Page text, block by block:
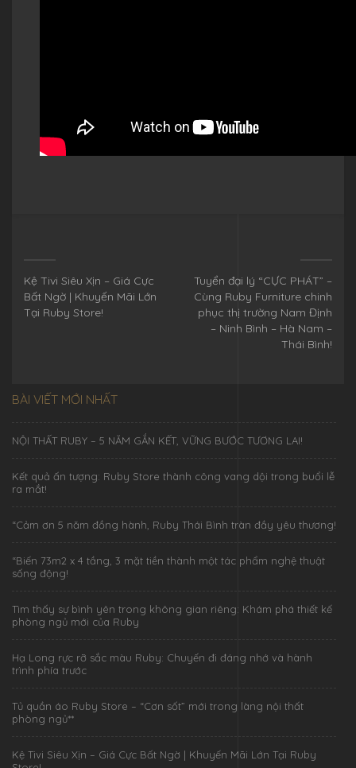
Kệ Tivi Siêu Xịn – Giá Cực
Bất Ngờ | Khuyến Mãi Lớn
Tại Ruby Store!
Tuyển đại lý “CỰC PHÁT” –
Cùng Ruby Furniture chinh
phục thị trường Nam Định
– Ninh Bình – Hà Nam –
Thái Bình!
BÀI VIẾT MỚI NHẤT
NỘI THẤT RUBY – 5 NĂM GẮN KẾT, VỮNG BƯỚC TƯƠNG LAI!
Kết quả ấn tượng: Ruby Store thành công vang dội trong buổi lễ
ra mắt!
“Cảm ơn 5 năm đồng hành, Ruby Thái Bình tràn đầy yêu thương!
“Biến 73m2 x 4 tầng, 3 mặt tiền thành một tác phẩm nghệ thuật
sống động!
Tìm thấy sự bình yên trong không gian riêng: Khám phá thiết kế
phòng ngủ mới của Ruby
Hạ Long rực rỡ sắc màu Ruby: Chuyến đi đáng nhớ và hành
trình phía trước
Tủ quần áo Ruby Store – “Cơn sốt” mới trong làng nội thất
phòng ngủ**
Kệ Tivi Siêu Xịn – Giá Cực Bất Ngờ | Khuyến Mãi Lớn Tại Ruby